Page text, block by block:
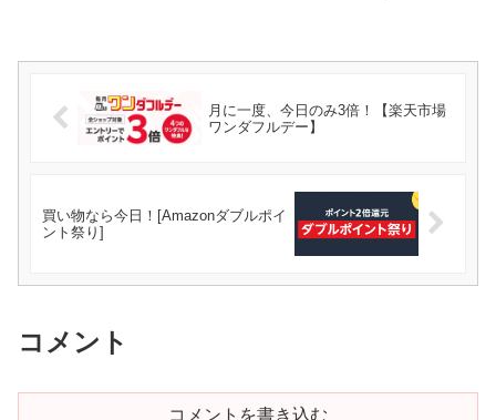
月に一度、今日のみ3倍！【楽天市場
ワンダフルデー】
買い物なら今日！[Amazonダブルポイ
ント祭り]
コメント
コメントを書き込む